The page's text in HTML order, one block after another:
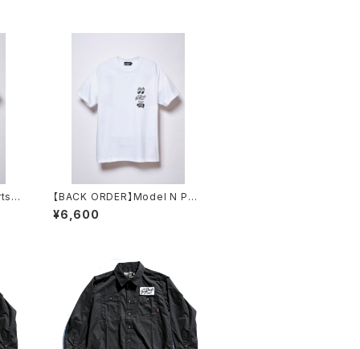
【BACK ORDER】Model N PRO
JECT TEE / White
¥6,600